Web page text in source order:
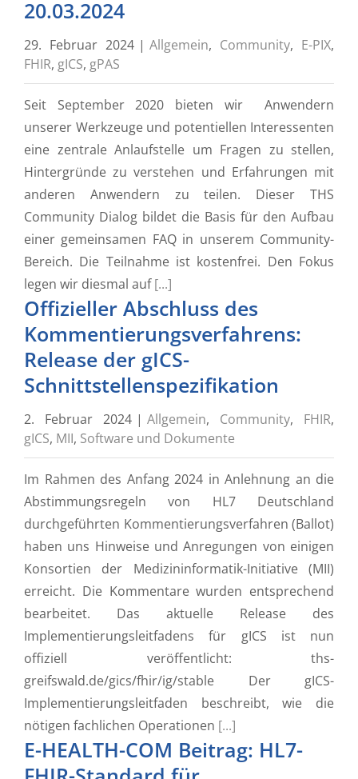
20.03.2024
29. Februar 2024 | Allgemein, Community, E-PIX,
FHIR, gICS, gPAS
Seit September 2020 bieten wir Anwendern
unserer Werkzeuge und potentiellen Interessenten
eine zentrale Anlaufstelle um Fragen zu stellen,
Hintergründe zu verstehen und Erfahrungen mit
anderen Anwendern zu teilen. Dieser THS
Community Dialog bildet die Basis für den Aufbau
einer gemeinsamen FAQ in unserem Community-
Bereich. Die Teilnahme ist kostenfrei. Den Fokus
legen wir diesmal auf[...]
Offizieller Abschluss des
Kommentierungsverfahrens:
Release der gICS-
Schnittstellenspezifikation
2. Februar 2024 | Allgemein, Community, FHIR,
gICS, MII, Software und Dokumente
Im Rahmen des Anfang 2024 in Anlehnung an die
Abstimmungsregeln von HL7 Deutschland
durchgeführten Kommentierungsverfahren (Ballot)
haben uns Hinweise und Anregungen von einigen
Konsortien der Medizininformatik-Initiative (MII)
erreicht. Die Kommentare wurden entsprechend
bearbeitet. Das aktuelle Release des
Implementierungsleitfadens für gICS ist nun
offiziell veröffentlicht: ths-
greifswald.de/gics/fhir/ig/stable Der gICS-
Implementierungsleitfaden beschreibt, wie die
nötigen fachlichen Operationen [...]
E-HEALTH-COM Beitrag: HL7-